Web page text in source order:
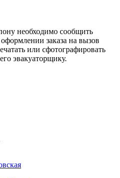
необходимо сообщить
заказа на вызов
или сфотографировать
эвакуаторщику.